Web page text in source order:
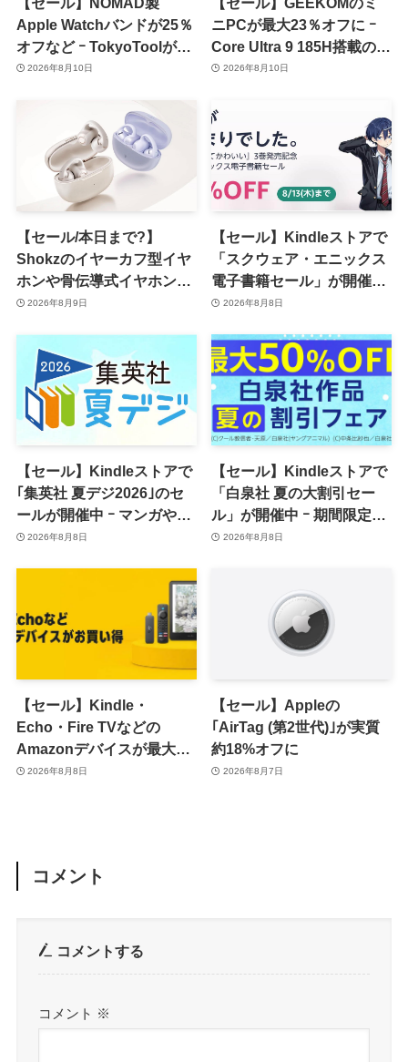
Apple Watchバンドが25％
オフなど ｰ TokyoToolが
｢2026 夏割 SUMMER
2026年8月10日
ニPCが最大23％オフに ｰ
Core Ultra 9 185H搭載の
｢IT13 Max｣が15％オフなど
2026年8月10日
【セール/本日まで?】
Shokzのイヤーカフ型イヤ
ホンや骨伝導式イヤホンが
一律10％のポイント還元に
2026年8月9日
【セール】Kindleストアで
「スクウェア・エニックス
電子書籍セール」が開催中
ｰ コミックやゲーム関連書
2026年8月8日
【セール】Kindleストアで
｢集英社 夏デジ2026｣のセ
ールが開催中 ｰ マンガや写
真集など1,000冊以上が
2026年8月8日
【セール】Kindleストアで
「白泉社 夏の大割引セー
ル」が開催中 ｰ 期間限定
70％オフや全巻50％オフな
2026年8月8日
【セール】Kindle・
Echo・Fire TVなどの
Amazonデバイスが最大
31%オフに
2026年8月8日
【セール】Appleの
｢AirTag (第2世代)｣が実質
約18%オフに
2026年8月7日
コメント
コメントする
コメント ※